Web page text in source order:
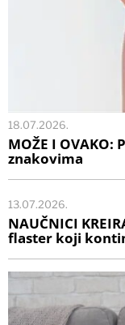
18.07.2026.
MOŽE I
znakovima
13.07.2026.
NAUČNICI
flaster koji